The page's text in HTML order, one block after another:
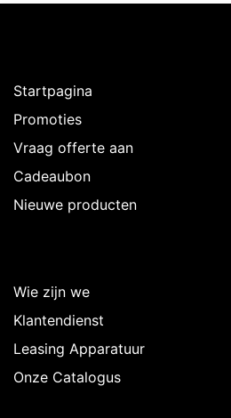
Startpagina
Promoties
Vraag offerte aan
Cadeaubon
Nieuwe producten
Wie zijn we
Klantendienst
Leasing Apparatuur
Onze Catalogus